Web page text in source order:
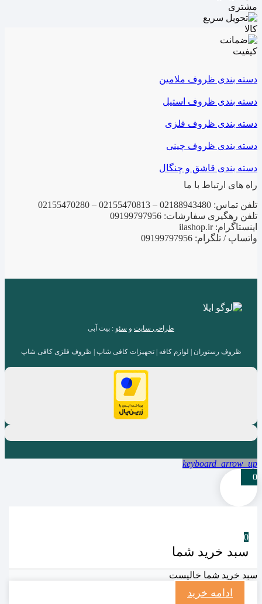
دسته بندی ظروف ملامین
دسته بندی ظروف استیل
دسته بندی ظروف فلزی
دسته بندی ظروف چینی
دسته بندی قاشق و چنگال
راه های ارتباط با ما
تلفن تماس: 02188943480 – 02155470813 – 02155470280
تلفن رهگیری سفارشات: 09199797956
اینستاگرام: ilashop.ir
واتساپ / تلگرام: 09199797956
طراحی سایت و سئو : بیت آبی
ظروف رستوران | لوازم کافه | تجهیزات کافی شاپ | ظروف فلزی کافی شاپ
keyboard_arrow_up
0
0
سبد خرید شما
سبد خرید شما خالیست
ادامه خرید